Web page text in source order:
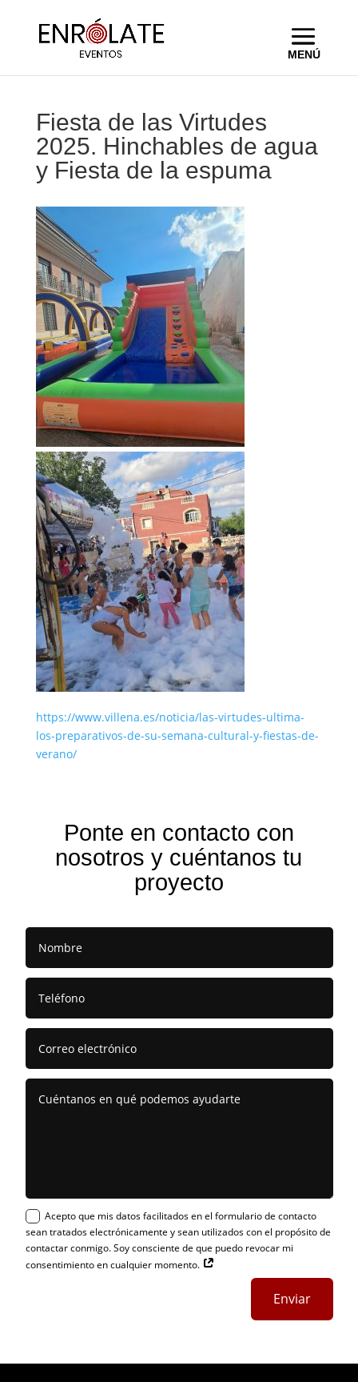
Fiesta de las Virtudes
2025. Hinchables de agua
y Fiesta de la espuma
https://www.villena.es/noticia/las-virtudes-ultima-
los-preparativos-de-su-semana-cultural-y-fiestas-de-
verano/
Ponte en contacto con
nosotros y cuéntanos tu
proyecto
Acepto que mis datos facilitados en el formulario de contacto
sean tratados electrónicamente y sean utilizados con el propósito de
contactar conmigo. Soy consciente de que puedo revocar mi
consentimiento en cualquier momento.
Enviar